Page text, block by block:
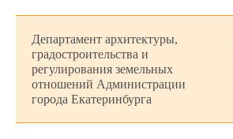
Департамент архитектуры,
градостроительства и
регулирования земельных
отношений Администрации
города Екатеринбурга